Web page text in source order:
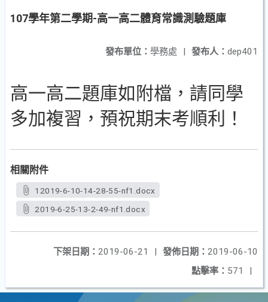
107學年第二學期-高一高二體育常識測驗題庫
發布人： dep401
發布單位： 學務處 |
高一高二題庫如附檔，請同學
多加複習，預祝期末考順利！
相關附件
12019-6-10-14-28-55-nf1.docx
2019-6-25-13-2-49-nf1.docx
發佈日期： 2019-06-10
下架日期： 2019-06-21
|
點擊率： 571 |